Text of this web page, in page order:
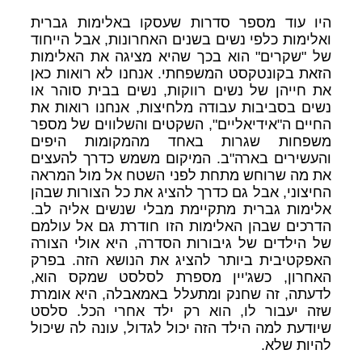
היו עוד מספר סדרות שעסקו באלימות גברית
ואלימות כלפי נשים בשנים האחרונות, אבל הייחוד
של "שקרים" הוא בכך שהיא מציגה את האלימות
הזאת בקונטקסט המשפחתי. אנחנו לא רואות כאן
את חייהן של נשים רווקות, נשים בבית סוהר או
נשים בסביבות עבודה מלחיצות, אנחנו רואות את
החיים ה"אידיאליים", השקטים והשלווים של מספר
משפחות שגרות באחד מהמקומות היפים
והעשירים בארה"ב. המיקום משמש כדרך להעצים
את מה שרוחש מתחת לפני השטח אל מול המראה
החיצוני, אבל גם כדרך להציג את כל הצורות שבהן
אלימות גברית מתקיימת מבלי שנשים אליה לב.
הדרכים שבהן האלימות הזו חודרת גם אל עולמם
של הילדים של גיבורות הסדרה, היא אולי הצורה
האפקטיבית ביותר להציג את הנושא הזה. בפרק
האחרון, כשג'יין מספרת לסלסט שמקס הוא,
לדעתה, זה שחנק ומתעלל באמאבלה, היא אומרת
שזה יעבור לו, הוא רק ילד אחרי הכל. סלסט
שיודעת למה הילד הזה יכול לגדול, עונה לה שיכול
להיות שלא.